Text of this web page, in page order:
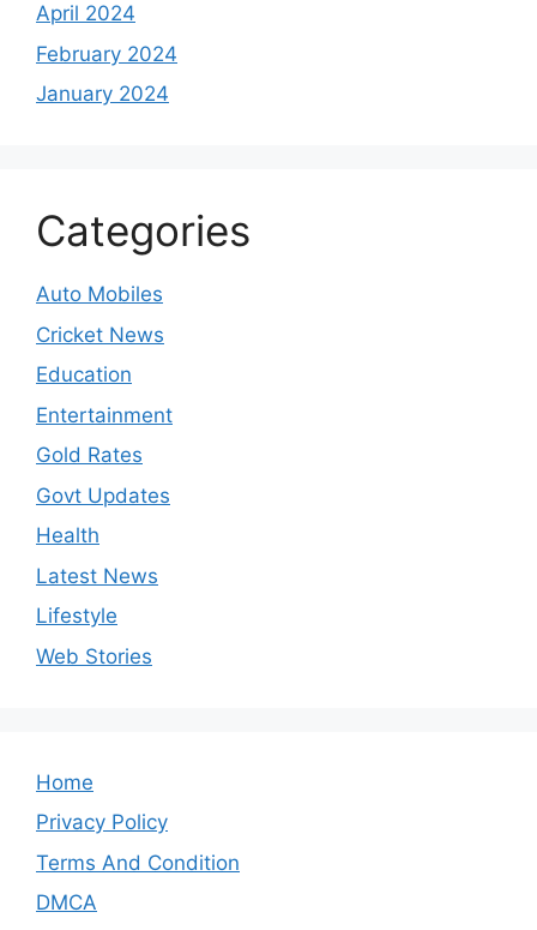
April 2024
February 2024
January 2024
Categories
Auto Mobiles
Cricket News
Education
Entertainment
Gold Rates
Govt Updates
Health
Latest News
Lifestyle
Web Stories
Home
Privacy Policy
Terms And Condition
DMCA